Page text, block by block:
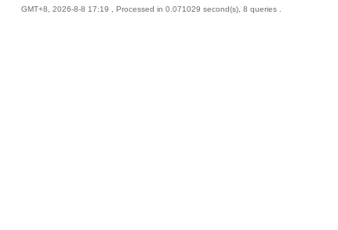
GMT+8, 2026-8-8 17:19 , Processed in 0.071029 second(s), 8 queries .